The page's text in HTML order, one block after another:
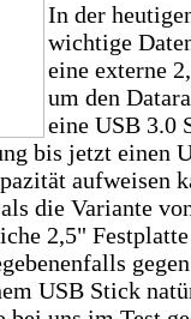
In der
wichtige
eine externe
um den
eine USB 3.0
bis jetzt einen
aufweisen
die Variante
2,5"
USB Stick